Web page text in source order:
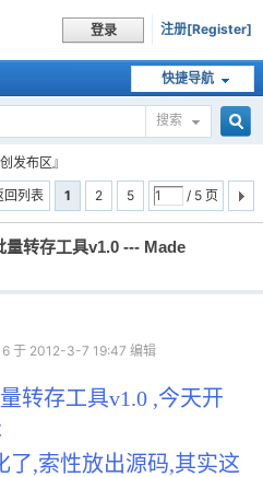
登录 注册[Register]
快捷导航
搜索
创发布区』
1
2 5 / 5 页
回列表
量转存工具v1.0 --- Made
于 2012-3-7 19:47 编辑
转存工具v1.0 ,今天开
了,索性放出源码,其实这